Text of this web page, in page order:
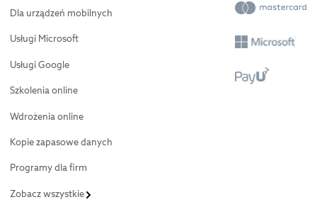
Dla urządzeń mobilnych
Usługi Microsoft
Usługi Google
Szkolenia online
Wdrożenia online
Kopie zapasowe danych
Programy dla firm
Zobacz wszystkie